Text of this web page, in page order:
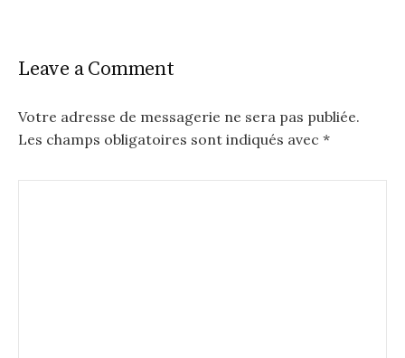
a
i
Leave a Comment
Votre adresse de messagerie ne sera pas publiée.
Les champs obligatoires sont indiqués avec *